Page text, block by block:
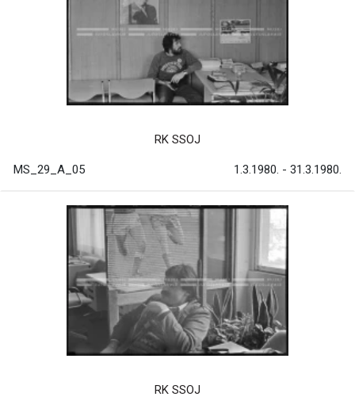
RK SSOJ
MS_29_A_05 1.3.1980. - 31.3.1980.
RK SSOJ